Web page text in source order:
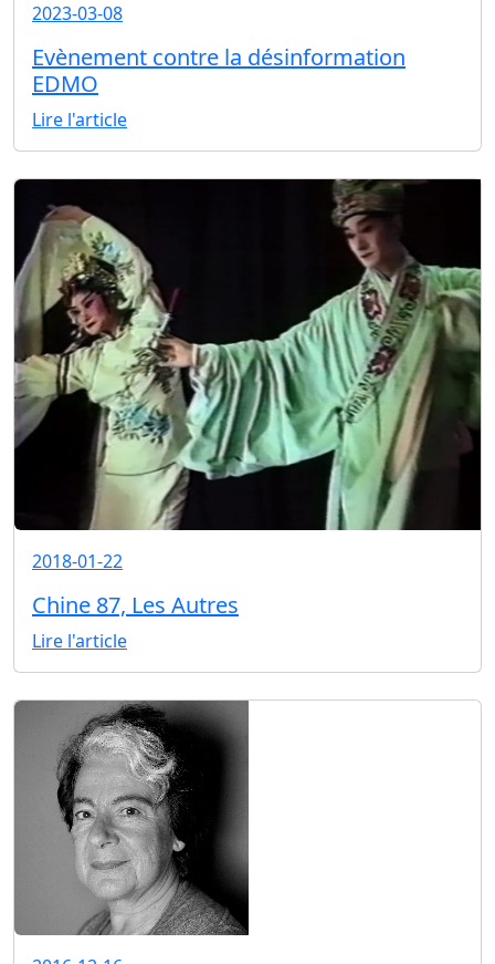
2023-03-08
Evènement contre la désinformation
EDMO
Lire l'article
2018-01-22
Chine 87, Les Autres
Lire l'article